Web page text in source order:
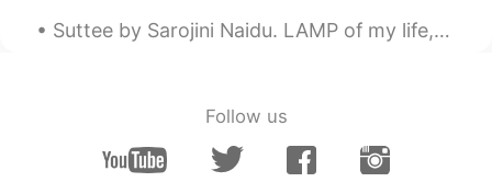
Suttee by Sarojini Naidu. LAMP of my life, the lips of Death Hath blown thee out with their sud...
Follow us